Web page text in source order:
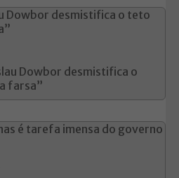
Dowbor desmistifica o
farsa”